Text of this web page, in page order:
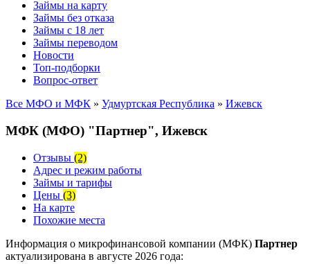
Займы на карту
Займы без отказа
Займы с 18 лет
Займы переводом
Новости
Топ-подборки
Вопрос-ответ
Все МФО и МФК » Удмуртская Республика » Ижевск
МФК (МФО) "Партнер", Ижевск
Отзывы (2)
Адрес и режим работы
Займы и тарифы
Цены (3)
На карте
Похожие места
Информация о микрофинансовой компании (МФК) Партнер
актуализирована в августе 2026 года: